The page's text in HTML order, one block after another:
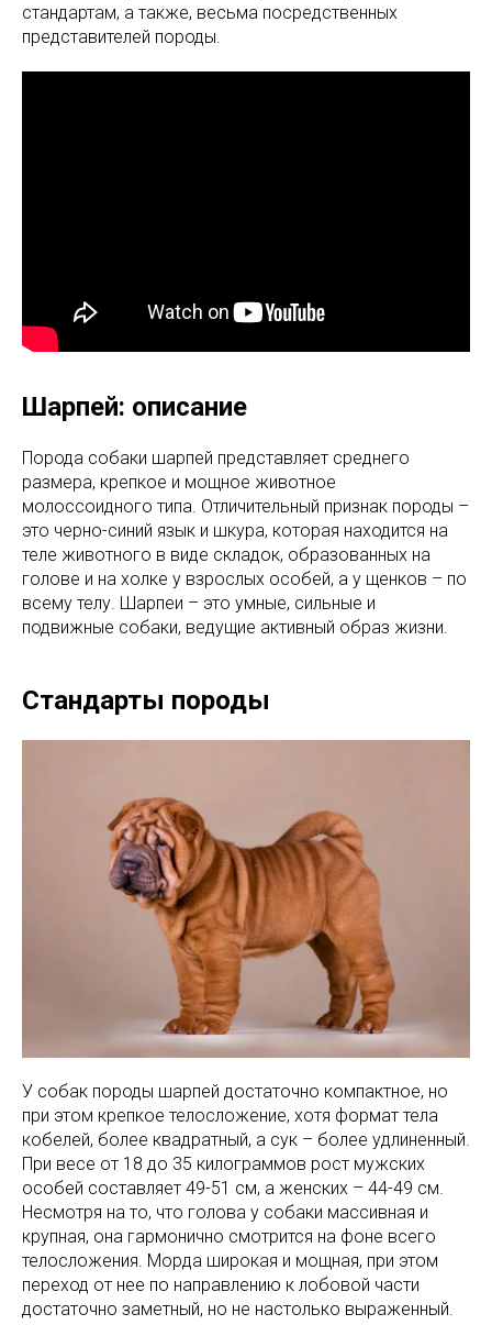
стандартам, а также, весьма посредственных
представителей породы.
Шарпей: описание
Порода собаки шарпей представляет среднего
размера, крепкое и мощное животное
молоссоидного типа. Отличительный признак породы –
это черно-синий язык и шкура, которая находится на
теле животного в виде складок, образованных на
голове и на холке у взрослых особей, а у щенков – по
всему телу. Шарпеи – это умные, сильные и
подвижные собаки, ведущие активный образ жизни.
Стандарты породы
У собак породы шарпей достаточно компактное, но
при этом крепкое телосложение, хотя формат тела
кобелей, более квадратный, а сук – более удлиненный.
При весе от 18 до 35 килограммов рост мужских
особей составляет 49-51 см, а женских – 44-49 см.
Несмотря на то, что голова у собаки массивная и
крупная, она гармонично смотрится на фоне всего
телосложения. Морда широкая и мощная, при этом
переход от нее по направлению к лобовой части
достаточно заметный, но не настолько выраженный.